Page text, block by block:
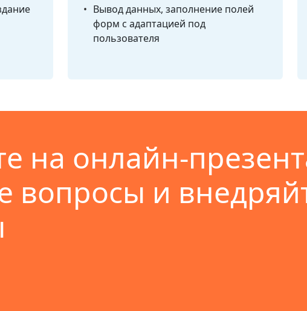
Вывод данных, заполнение полей
форм с адаптацией под
пользователя
на онлайн-
вопросы и